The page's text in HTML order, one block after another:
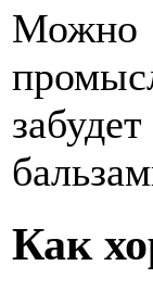
Можно
Как